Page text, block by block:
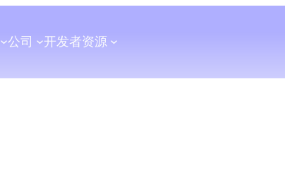
公司 开发者资源